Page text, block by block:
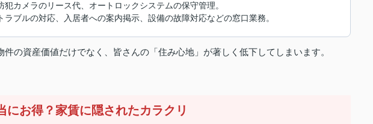
犯カメラのリース代、オートロックシステムの保守管理。
ラブルの対応、入居者への案内掲示、設備の故障対応などの窓口業務。
の資産価値だけでなく、皆さんの「住み心地」が著しく低下してしまいます。
にお得？家賃に隠されたカラクリ